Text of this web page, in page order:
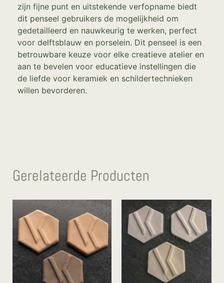
zijn fijne punt en uitstekende verfopname biedt
dit penseel gebruikers de mogelijkheid om
gedetailleerd en nauwkeurig te werken, perfect
voor delftsblauw en porselein. Dit penseel is een
betrouwbare keuze voor elke creatieve atelier en
aan te bevelen voor educatieve instellingen die
de liefde voor keramiek en schildertechnieken
willen bevorderen.
Gerelateerde Producten